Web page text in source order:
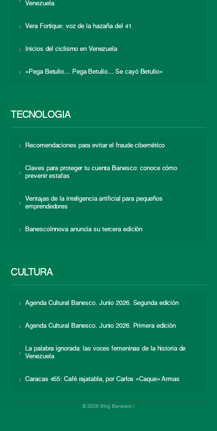
Venezuela
Vera Fortique: voz de la hazaña del 41
Inicios del ciclismo en Venezuela
«Pega Betulio… Pega Betulio… Se cayó Betulio»
TECNOLOGÍA
Recomendaciones para evitar el fraude cibernético
Claves para proteger tu cuenta Banesco: conoce cómo
prevenir estafas
Ventajas de la inteligencia artificial para pequeños
emprendedores
BanescoInnova anuncia su tercera edición
CULTURA
Agenda Cultural Banesco. Junio 2026. Segunda edición
Agenda Cultural Banesco. Junio 2026. Primera edición
La palabra ignorada: las voces femeninas de la historia de
Venezuela
Caracas 455: Café rajatabla, por Carlos «Caque» Armas
© 2026 Blog Banesco |